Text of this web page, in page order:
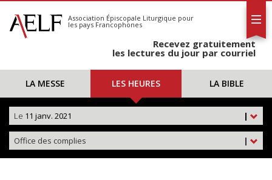
S'abonner
Calendrier
Association Épiscopale Liturgique pour
les pays Francophones
Recevez gratuitement
les lectures du jour par courriel
LA MESSE LES HEURES LA BIBLE
|
Le 11 janv. 2021
|
Office des complies